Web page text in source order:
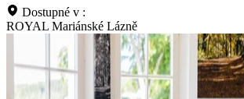
Dostupné v :
ROYAL Mariánské Lázně